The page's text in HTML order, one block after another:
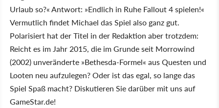
Urlaub so?« Antwort: »Endlich in Ruhe Fallout 4 spielen!«
Vermutlich findet Michael das Spiel also ganz gut.
Polarisiert hat der Titel in der Redaktion aber trotzdem:
Reicht es im Jahr 2015, die im Grunde seit Morrowind
(2002) unveränderte »Bethesda-Formel« aus Questen und
Looten neu aufzulegen? Oder ist das egal, so lange das
Spiel Spaß macht? Diskutieren Sie darüber mit uns auf
GameStar.de!